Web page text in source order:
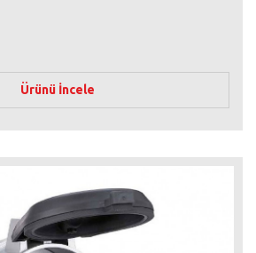
Ürünü İncele